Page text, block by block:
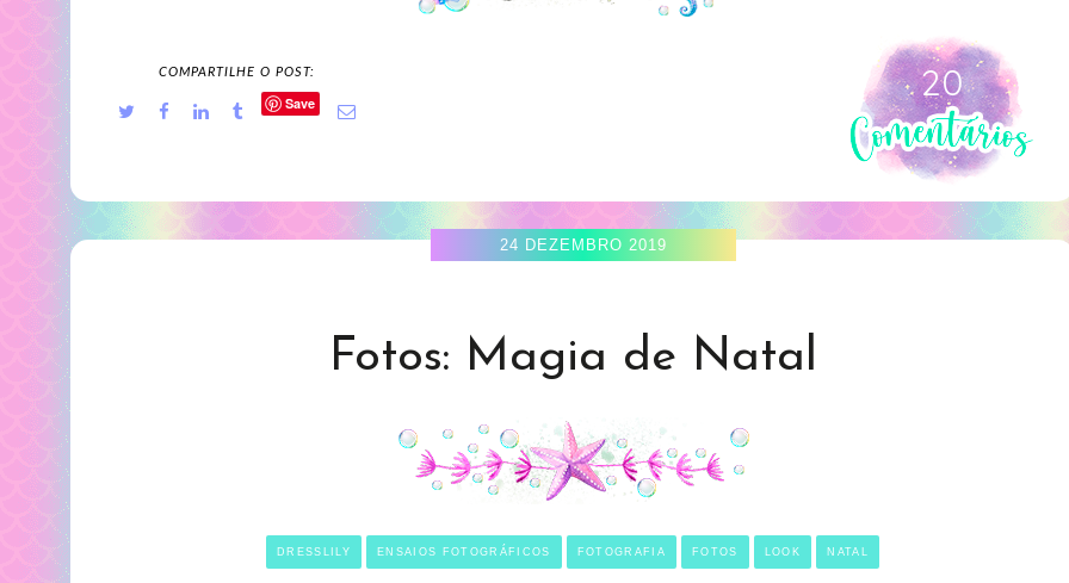
20
COMPARTILHE O POST:
Save
24 DEZEMBRO 2019
Fotos: Magia de Natal
DRESSLILY ENSAIOS FOTOGRÁFICOS FOTOGRAFIA FOTOS LOOK NATAL